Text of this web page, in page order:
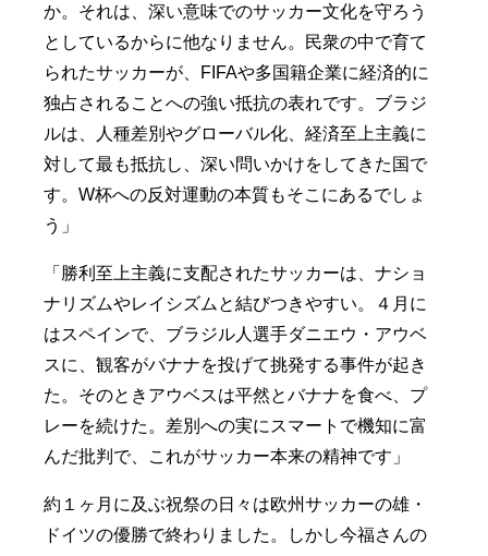
か。それは、深い意味でのサッカー文化を守ろう
としているからに他なりません。民衆の中で育て
られたサッカーが、FIFAや多国籍企業に経済的に
独占されることへの強い抵抗の表れです。ブラジ
ルは、人種差別やグローバル化、経済至上主義に
対して最も抵抗し、深い問いかけをしてきた国で
す。W杯への反対運動の本質もそこにあるでしょ
う」
「勝利至上主義に支配されたサッカーは、ナショ
ナリズムやレイシズムと結びつきやすい。４月に
はスペインで、ブラジル人選手ダニエウ・アウベ
スに、観客がバナナを投げて挑発する事件が起き
た。そのときアウベスは平然とバナナを食べ、プ
レーを続けた。差別への実にスマートで機知に富
んだ批判で、これがサッカー本来の精神です」
約１ヶ月に及ぶ祝祭の日々は欧州サッカーの雄・
ドイツの優勝で終わりました。しかし今福さんの